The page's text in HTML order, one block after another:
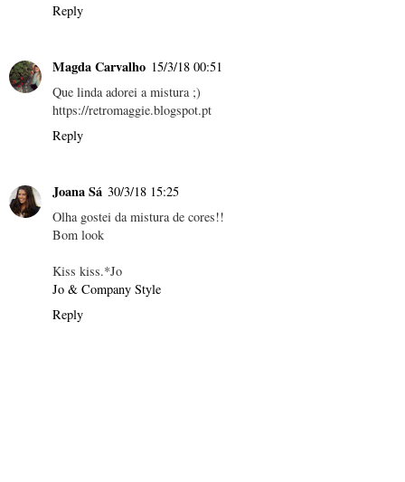
Reply
Magda Carvalho 15/3/18 00:51
Que linda adorei a mistura ;)
https://retromaggie.blogspot.pt
Reply
Joana Sá 30/3/18 15:25
Olha gostei da mistura de cores!!
Bom look
Kiss kiss.*Jo
Jo & Company Style
Reply